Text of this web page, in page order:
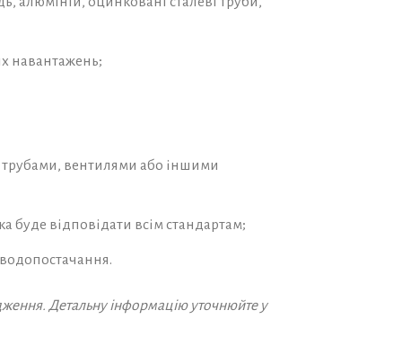
навантажень;
трубами, вентилями або іншими
буде відповідати всім стандартам;
Детальну інформацію уточнюйте у